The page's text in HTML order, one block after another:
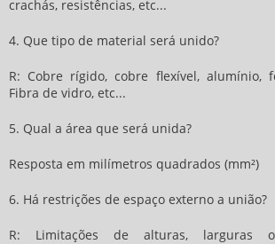
crachás, resistências, etc...
4. Que tipo de material será unido?
R: Cobre rígido, cobre flexível, alumínio,
Fibra de vidro, etc...
5. Qual a área que será unida?
Resposta em milímetros quadrados (mm²)
6. Há restrições de espaço externo a união?
R: Limitações de alturas, larguras